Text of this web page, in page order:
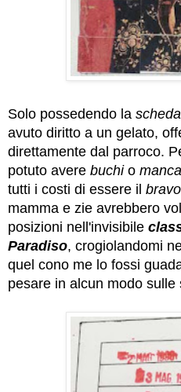
Solo possedendo la
avuto diritto a un gelato,
direttamente dal parroco.
potuto avere buchio
tutti i costi di essere il
mamma e zie avrebbero
posizioni nell'invisibile
Paradiso, crogiolandomi
quel cono me lo fossi
pesare in alcun modo sulle